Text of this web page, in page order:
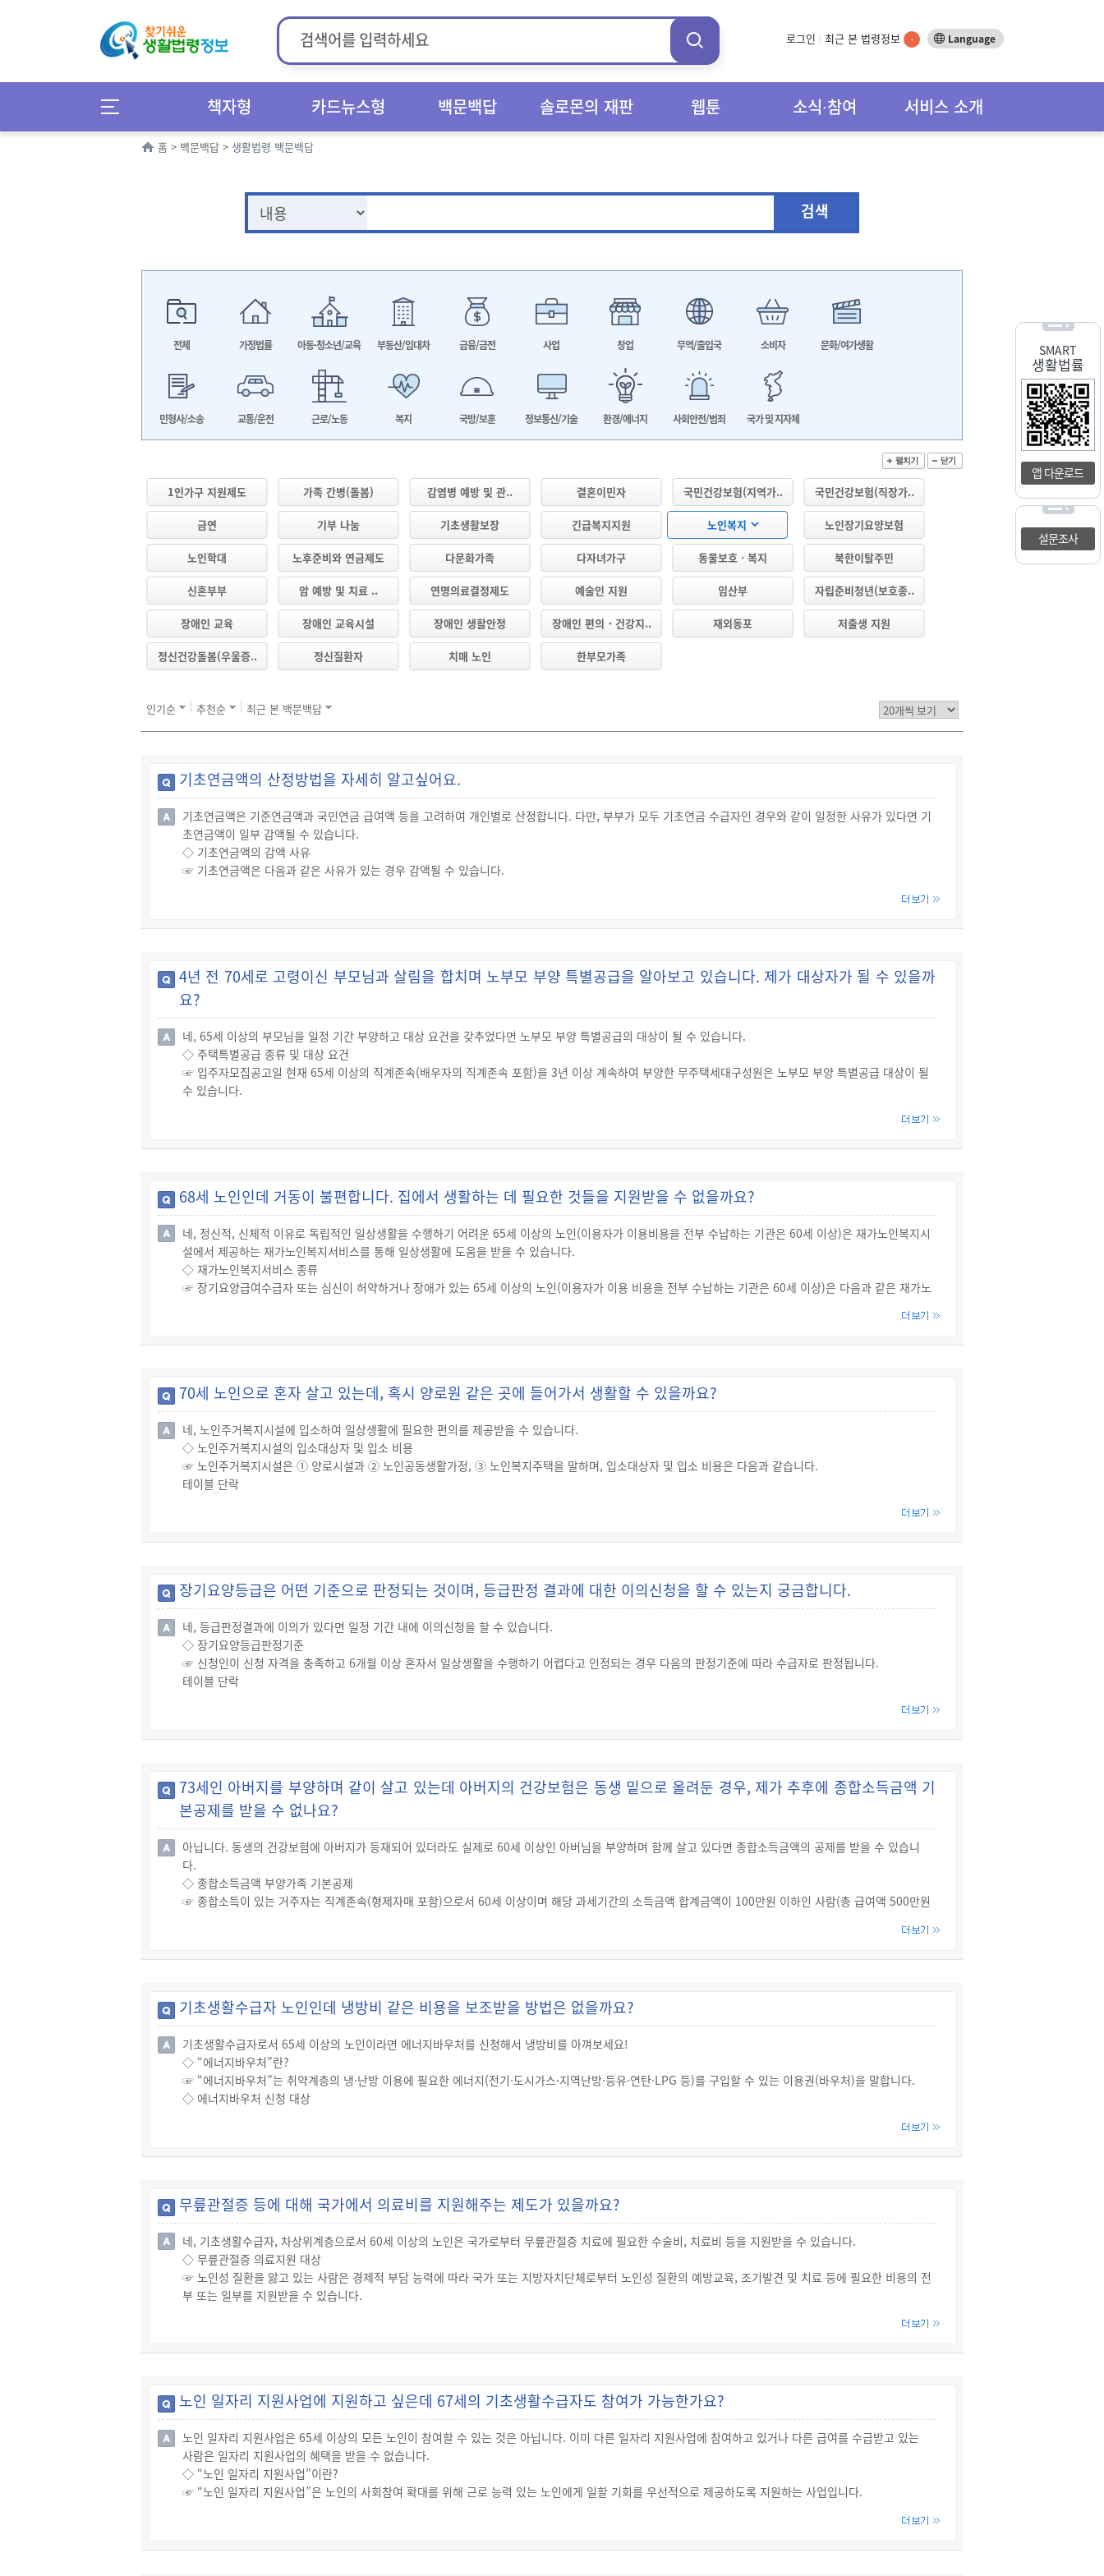
로그인 최근 본 법령정보 - Language
책자형 카드뉴스형 백문백답 솔로몬의 재판 웹툰 소식∙참여 서비스 소개
SMART
생활법률
앱 다운로드
설문조사
홈 > 백문백답 > 생활법령 백문백답
검색
전체 가정법률 아동·청소년/교육 부동산/임대차 금융/금전 사업 창업 무역/출입국 소비자 문화/여가생활
민형사/소송 교통/운전 근로/노동 복지 국방/보훈 정보통신/기술 환경/에너지 사회안전/범죄 국가 및 지자체
1인가구 지원제도 가족 간병(돌봄) 감염병 예방 및 관.. 결혼이민자 국민건강보험(지역가.. 국민건강보험(직장가..
금연 기부 나눔 기초생활보장 긴급복지지원 노인복지 노인장기요양보험
노인학대 노후준비와 연금제도 다문화가족 다자녀가구 동물보호ㆍ복지 북한이탈주민
신혼부부 암 예방 및 치료 .. 연명의료결정제도 예술인 지원 임산부 자립준비청년(보호종..
장애인 교육 장애인 교육시설 장애인 생활안정 장애인 편의・건강지.. 재외동포 저출생 지원
정신건강돌봄(우울증.. 정신질환자 치매 노인 한부모가족
인기순 추천순 최근 본 백문백답
기초연금액의 산정방법을 자세히 알고싶어요.
기초연금액은 기준연금액과 국민연금 급여액 등을 고려하여 개인별로 산정합니다. 다만, 부부가 모두 기초연금 수급자인 경우와 같이 일정한 사유가 있다면 기
초연금액이 일부 감액될 수 있습니다.
◇ 기초연금액의 감액 사유
☞ 기초연금액은 다음과 같은 사유가 있는 경우 감액될 수 있습니다.
4년 전 70세로 고령이신 부모님과 살림을 합치며 노부모 부양 특별공급을 알아보고 있습니다. 제가 대상자가 될 수 있을까
요?
네, 65세 이상의 부모님을 일정 기간 부양하고 대상 요건을 갖추었다면 노부모 부양 특별공급의 대상이 될 수 있습니다.
◇ 주택특별공급 종류 및 대상 요건
☞ 입주자모집공고일 현재 65세 이상의 직계존속(배우자의 직계존속 포함)을 3년 이상 계속하여 부양한 무주택세대구성원은 노부모 부양 특별공급 대상이 될
수 있습니다.
68세 노인인데 거동이 불편합니다. 집에서 생활하는 데 필요한 것들을 지원받을 수 없을까요?
네, 정신적, 신체적 이유로 독립적인 일상생활을 수행하기 어려운 65세 이상의 노인(이용자가 이용비용을 전부 수납하는 기관은 60세 이상)은 재가노인복지시
설에서 제공하는 재가노인복지서비스를 통해 일상생활에 도움을 받을 수 있습니다.
◇ 재가노인복지서비스 종류
☞ 장기요양급여수급자 또는 심신이 허약하거나 장애가 있는 65세 이상의 노인(이용자가 이용 비용을 전부 수납하는 기관은 60세 이상)은 다음과 같은 재가노
70세 노인으로 혼자 살고 있는데, 혹시 양로원 같은 곳에 들어가서 생활할 수 있을까요?
네, 노인주거복지시설에 입소하여 일상생활에 필요한 편의를 제공받을 수 있습니다.
◇ 노인주거복지시설의 입소대상자 및 입소 비용
☞ 노인주거복지시설은 ① 양로시설과 ② 노인공동생활가정, ③ 노인복지주택을 말하며, 입소대상자 및 입소 비용은 다음과 같습니다.
테이블 단락
☞ 노인복지주택 입소대상자의 ① 배우자, ② 입소대상자가 부양을 책임지고 있는 19세 미만의 자녀·손자녀 또는 ③ 대통령령으로 정하는 장애로 인하여 입소
장기요양등급은 어떤 기준으로 판정되는 것이며, 등급판정 결과에 대한 이의신청을 할 수 있는지 궁금합니다.
네, 등급판정결과에 이의가 있다면 일정 기간 내에 이의신청을 할 수 있습니다.
◇ 장기요양등급판정기준
☞ 신청인이 신청 자격을 충족하고 6개월 이상 혼자서 일상생활을 수행하기 어렵다고 인정되는 경우 다음의 판정기준에 따라 수급자로 판정됩니다.
테이블 단락
☞ 등급판정에 이의가 있는 사람은 처분이 있음을 안 날부터 90일 이내에 문서(전자문서 포함)로 심사청구를 해야 합니다(단, 180일이 지나면 정당한 사유가
없는 한 심사청구를 할 수 없음).
73세인 아버지를 부양하며 같이 살고 있는데 아버지의 건강보험은 동생 밑으로 올려둔 경우, 제가 추후에 종합소득금액 기
본공제를 받을 수 없나요?
아닙니다. 동생의 건강보험에 아버지가 등재되어 있더라도 실제로 60세 이상인 아버님을 부양하며 함께 살고 있다면 종합소득금액의 공제를 받을 수 있습니
다.
◇ 종합소득금액 부양가족 기본공제
☞ 종합소득이 있는 거주자는 직계존속(형제자매 포함)으로서 60세 이상이며 해당 과세기간의 소득금액 합계금액이 100만원 이하인 사람(총 급여액 500만원
기초생활수급자 노인인데 냉방비 같은 비용을 보조받을 방법은 없을까요?
기초생활수급자로서 65세 이상의 노인이라면 에너지바우처를 신청해서 냉방비를 아껴보세요!
◇ “에너지바우처”란?
☞ “에너지바우처”는 취약계층의 냉·난방 이용에 필요한 에너지(전기·도시가스·지역난방·등유·연탄·LPG 등)를 구입할 수 있는 이용권(바우처)을 말합니다.
◇ 에너지바우처 신청 대상
공무원의 직권 신청)할 수 있으며, 신청 방법은 관할 읍·면·동 행정복지센터를 방문하거나 복지로 홈페이지(www.bokjiro.go.kr)를 통해 신청할 수 있습니다.
☞ 에너지바우처 자격, 지원단가, 신청·사용 방법 등에 관한 자세한 사항은 관할 행정복지센터 또는 에너지바우처 홈페이지(https://www.energyv.or.kr/)에
서 확인할 수 있습니다.
무릎관절증 등에 대해 국가에서 의료비를 지원해주는 제도가 있을까요?
네, 기초생활수급자, 차상위계층으로서 60세 이상의 노인은 국가로부터 무릎관절증 치료에 필요한 수술비, 치료비 등을 지원받을 수 있습니다.
◇ 무릎관절증 의료지원 대상
☞ 노인성 질환을 앓고 있는 사람은 경제적 부담 능력에 따라 국가 또는 지방자치단체로부터 노인성 질환의 예방교육, 조기발견 및 치료 등에 필요한 비용의 전
부 또는 일부를 지원받을 수 있습니다.
· 「한부모가족지원법」에 따른 지원대상자
· 수술비 지원액: 한쪽 무릎 기준 120만원 한도 실비 지원
· 치료비 지원액: 본인부담금에 해당하는 검사비, 진료비 및 수술비
☞ 그 밖에 건강검진, 안(眼) 질환, 임플란트 등 다양한 범위의 의료비 지원을 받을 수 있으며, 관련된 자세한 사항은 이 사이트 <노인복지-건강 및 의료복지-의
료복지서비스-노인성 질환 의료비 지원>에서 확인할 수 있습니다.
노인 일자리 지원사업에 지원하고 싶은데 67세의 기초생활수급자도 참여가 가능한가요?
노인 일자리 지원사업은 65세 이상의 모든 노인이 참여할 수 있는 것은 아닙니다. 이미 다른 일자리 지원사업에 참여하고 있거나 다른 급여를 수급받고 있는
사람은 일자리 지원사업의 혜택을 받을 수 없습니다.
◇ “노인 일자리 지원사업”이란?
☞ “노인 일자리 지원사업”은 노인의 사회참여 확대를 위해 근로 능력 있는 노인에게 일할 기회를 우선적으로 제공하도록 지원하는 사업입니다.
◇ 노인 일자리 지원사업 신청 제외자